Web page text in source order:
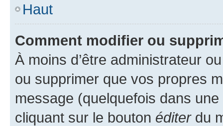
Haut
Comment modifier ou
À moins d’être administrateur
ou supprimer que vos propres
message (quelquefois dans
cliquant sur le bouton éditerdu